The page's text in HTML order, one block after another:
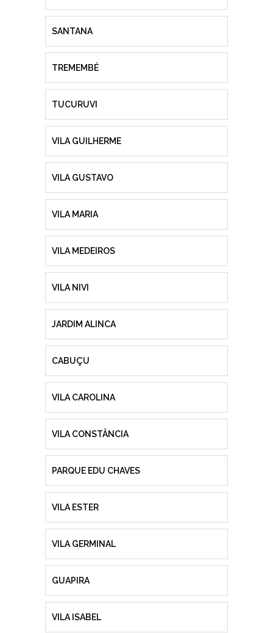
SANTANA
TREMEMBÉ
TUCURUVI
VILA GUILHERME
VILA GUSTAVO
VILA MARIA
VILA MEDEIROS
VILA NIVI
JARDIM ALINCA
CABUÇU
VILA CAROLINA
VILA CONSTÂNCIA
PARQUE EDU CHAVES
VILA ESTER
VILA GERMINAL
GUAPIRA
VILA ISABEL